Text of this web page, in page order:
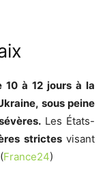
10 à 12 jours à la
sous peine
Les États-
strictesvisant
France24)